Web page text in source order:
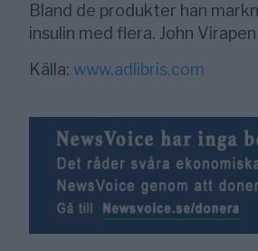
Bland de produkter han
insulin med flera. John
Källa: www.adlibris.com